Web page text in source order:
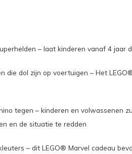
– laat kinderen vanaf 4
die dol zijn op voertuigen – Het
tegen – kinderen en volwassenen
en de situatie te redden
– dit LEGO® Marvel cadeau